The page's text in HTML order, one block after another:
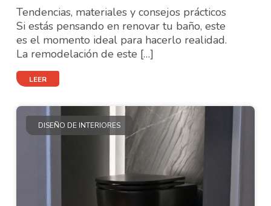
Tendencias, materiales y consejos prácticos
Si estás pensando en renovar tu baño, este
es el momento ideal para hacerlo realidad.
La remodelación de este […]
LEER
DISEÑO DE INTERIORES